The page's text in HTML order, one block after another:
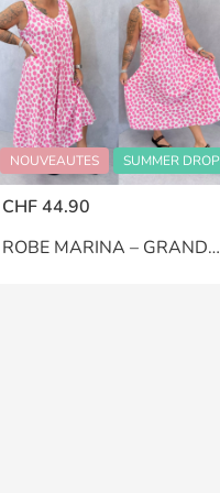
NOUVEAUTES SUMMER DROP
CHF 44.90
ROBE MARINA – GRANDE TAILLE 48–52